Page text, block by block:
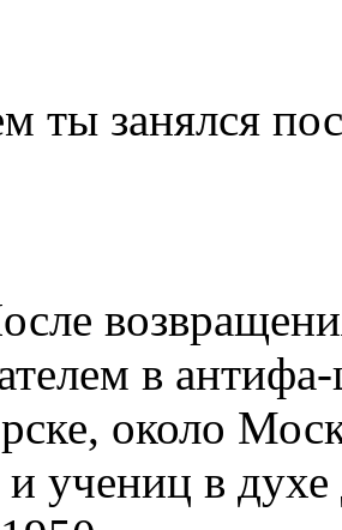
ты занялся
в
около
и учениц в